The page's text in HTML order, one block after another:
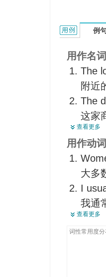
<口>
办
特殊
选购
在…
逛商
货比
到处
shop的用法和
例句
用作名
The
附近
The
这家
That
那商
I
我看
The
这个
查看更多
用作动
大多
I
我通
I
我有
I
我
查看更多
词性常用度分